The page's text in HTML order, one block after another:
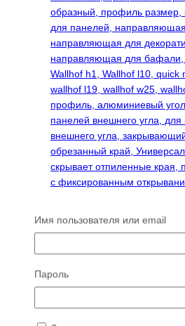
Имя пользователя или email
Пароль